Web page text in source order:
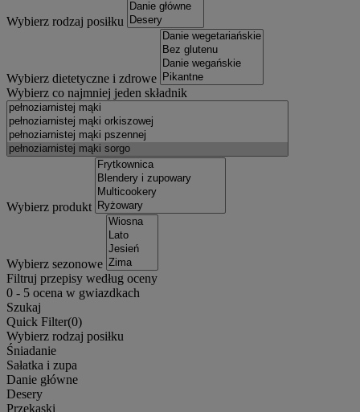
Wybierz rodzaj posiłku
Wybierz dietetyczne i zdrowe
Wybierz co najmniej jeden składnik
Wybierz produkt
Wybierz sezonowe
Filtruj przepisy według oceny
0 - 5 ocena w gwiazdkach
Szukaj
Quick Filter(0)
Wybierz rodzaj posiłku
Śniadanie
Sałatka i zupa
Danie główne
Desery
Przekąski